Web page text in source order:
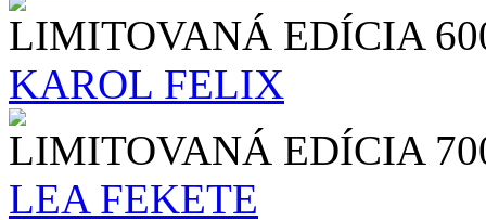
LIMITOVANÁ EDÍCIA
KAROL FELIX
LIMITOVANÁ EDÍCIA
LEA FEKETE